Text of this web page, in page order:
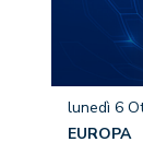
lunedì 6
EUROPA